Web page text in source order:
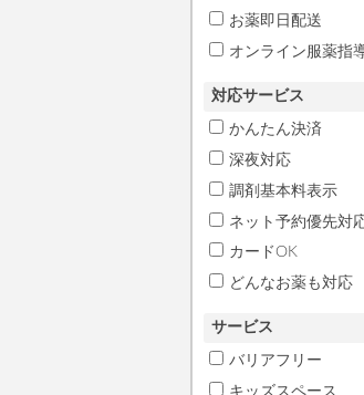
お薬即日配送
オンライン服薬指
対応サービス
かんたん決済
深夜対応
調剤基本料表示
ネット予約優先対
カードOK
どんなお薬も対応
サービス
バリアフリー
キッズスペース